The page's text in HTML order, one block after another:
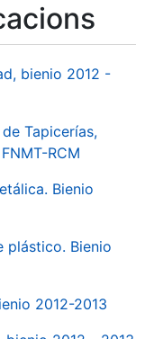
bienio 2012 -
Tapicerías,
RCM
Bienio
plástico. Bienio
2012-2013